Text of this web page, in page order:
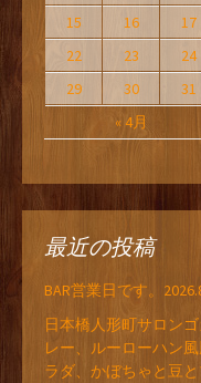
« 4月
15
16 17
22
23 24
29
30 31
最近の投稿
BAR営業日です。
日本橋人形町サロン
レー、ルーローハン
ラダ、かぼちゃと豆